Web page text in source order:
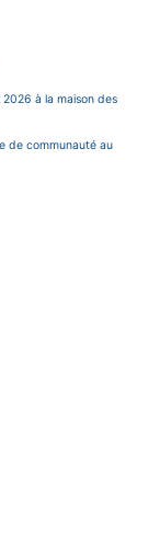
à la maison des
de communauté au